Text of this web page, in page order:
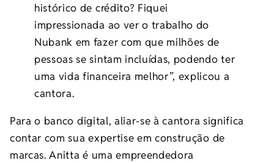
histórico de crédito? Fiquei
impressionada ao ver o trabalho do
Nubank em fazer com que milhões de
pessoas se sintam incluídas, podendo ter
uma vida financeira melhor”, explicou a
cantora.
Para o banco digital, aliar-se à cantora significa
contar com sua expertise em construção de
marcas. Anitta é uma empreendedora